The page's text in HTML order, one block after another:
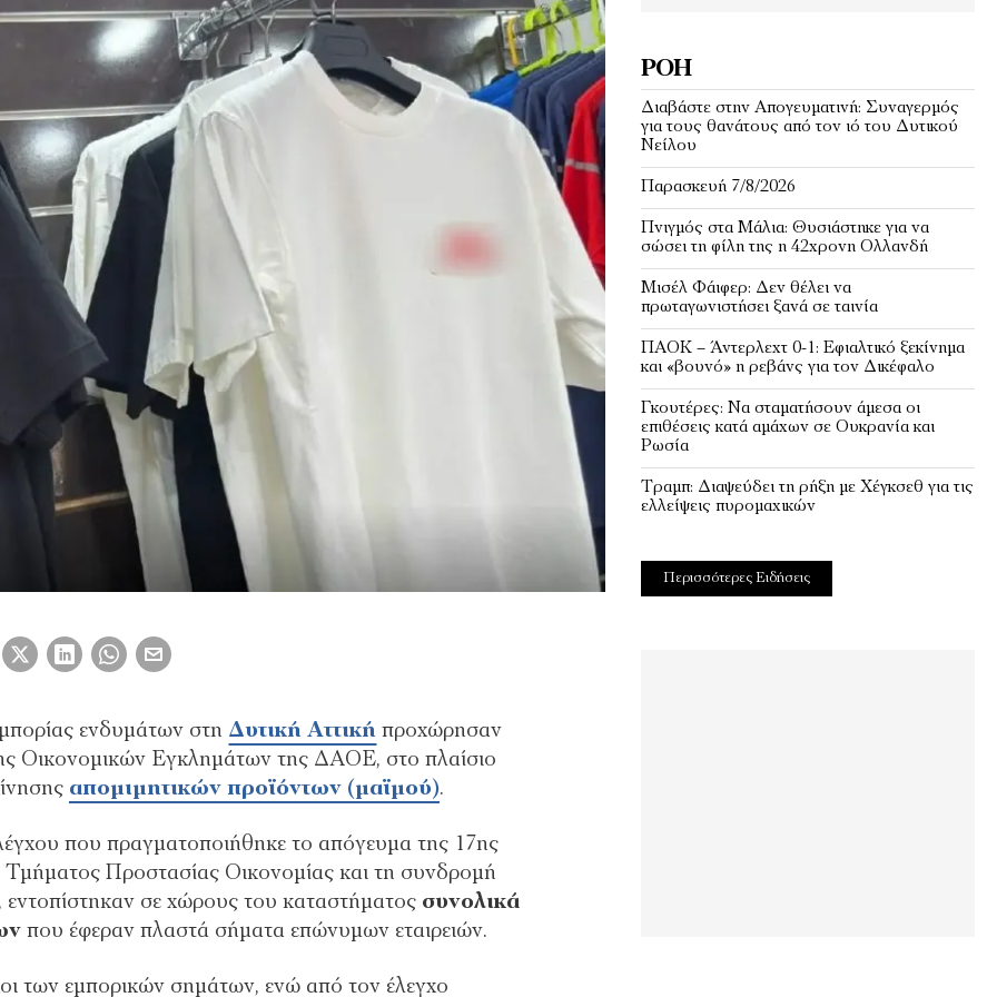
ενδυμάτων στη Δυτική Αττική προχώρησαν
Οικονομικών Εγκλημάτων της ΔΑΟΕ, στο πλαίσιο
απομιμητικών προϊόντων (μαϊμού).
που πραγματοποιήθηκε το απόγευμα της 17ης
Προστασίας Οικονομίας και τη συνδρομή
σε χώρους του καταστήματος συνολικά
που έφεραν πλαστά σήματα επώνυμων εταιρειών.
των εμπορικών σημάτων, ενώ από τον έλεγχο
ΡΟΉ
Διαβάστε στην Απογευματινή: Συναγερμός
για τους θανάτους από τον ιό του Δυτικού
Νείλου
Παρασκευή 7/8/2026
Πνιγμός στα Μάλια: Θυσιάστηκε για να
σώσει τη φίλη της η 42χρονη Ολλανδή
Μισέλ Φάιφερ: Δεν θέλει να
πρωταγωνιστήσει ξανά σε ταινία
ΠΑΟΚ – Άντερλεχτ 0-1: Εφιαλτικό ξεκίνημα
και «βουνό» η ρεβάνς για τον Δικέφαλο
Γκουτέρες: Να σταματήσουν άμεσα οι
επιθέσεις κατά αμάχων σε Ουκρανία και
Ρωσία
Τραμπ: Διαψεύδει τη ρήξη με Χέγκσεθ για τις
ελλείψεις πυρομαχικών
Περισσότερες Ειδήσεις